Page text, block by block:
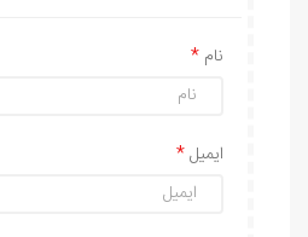
نام
ایمیل